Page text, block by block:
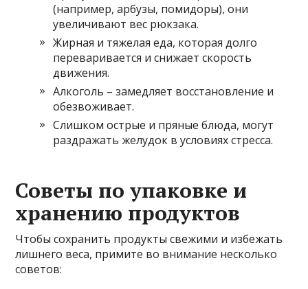
(например, арбузы, помидоры), они
увеличивают вес рюкзака.
Жирная и тяжелая еда, которая долго
переваривается и снижает скорость
движения.
Алкоголь – замедляет восстановление и
обезвоживает.
Слишком острые и пряные блюда, могут
раздражать желудок в условиях стресса.
Советы по упаковке и
хранению продуктов
Чтобы сохранить продукты свежими и избежать
лишнего веса, примите во внимание несколько
советов: